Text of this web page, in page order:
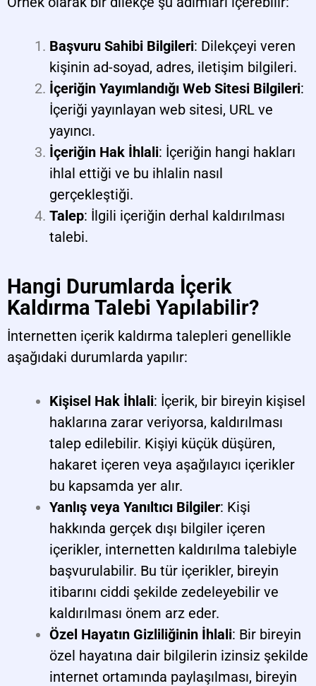
Başvuru Sahibi Bilgileri: Dilekçeyi veren
kişinin ad-soyad, adres, iletişim bilgileri.
İçeriğin Yayımlandığı Web Sitesi Bilgileri:
İçeriği yayınlayan web sitesi, URL ve
yayıncı.
İçeriğin Hak İhlali: İçeriğin hangi hakları
ihlal ettiği ve bu ihlalin nasıl
gerçekleştiği.
Talep: İlgili içeriğin derhal kaldırılması
talebi.
Hangi Durumlarda İçerik
Kaldırma Talebi Yapılabilir?
İnternetten içerik kaldırma talepleri genellikle
aşağıdaki durumlarda yapılır:
Kişisel Hak İhlali: İçerik, bir bireyin kişisel
haklarına zarar veriyorsa, kaldırılması
talep edilebilir. Kişiyi küçük düşüren,
hakaret içeren veya aşağılayıcı içerikler
bu kapsamda yer alır.
Yanlış veya Yanıltıcı Bilgiler: Kişi
hakkında gerçek dışı bilgiler içeren
içerikler, internetten kaldırılma talebiyle
başvurulabilir. Bu tür içerikler, bireyin
itibarını ciddi şekilde zedeleyebilir ve
kaldırılması önem arz eder.
Özel Hayatın Gizliliğinin İhlali: Bir bireyin
özel hayatına dair bilgilerin izinsiz şekilde
internet ortamında paylaşılması, bireyin